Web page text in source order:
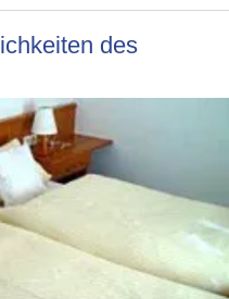
des